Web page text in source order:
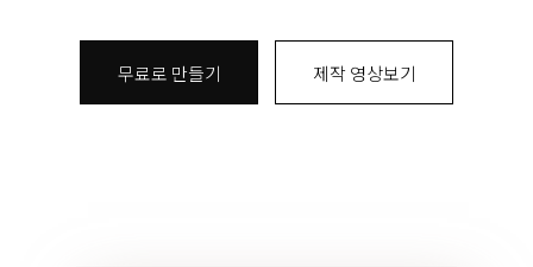
무료로 만들기 제작 영상보기